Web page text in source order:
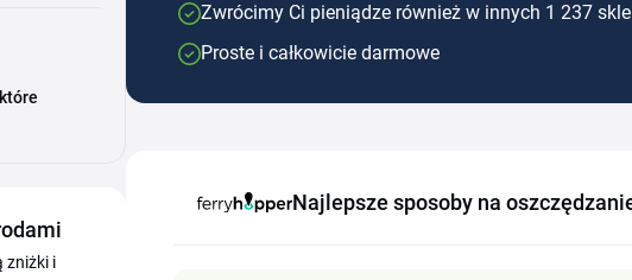
zniżki i
Zwrócimy Ci pieniądze również w innych 1 237
Proste i całkowicie darmowe
Najlepsze sposoby na